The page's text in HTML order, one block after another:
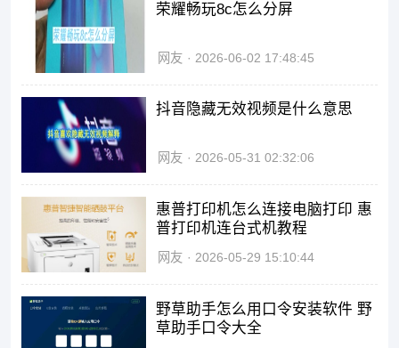
荣耀畅玩8c怎么分屏
网友 2026-06-02 17:48:45
抖音隐藏无效视频是什么意思
网友 2026-05-31 02:32:06
惠普打印机怎么连接电脑打印 惠
普打印机连台式机教程
网友 2026-05-29 15:10:44
野草助手怎么用口令安装软件 野
草助手口令大全